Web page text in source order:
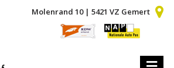
Molenrand 10 | 5421 VZ Gemert